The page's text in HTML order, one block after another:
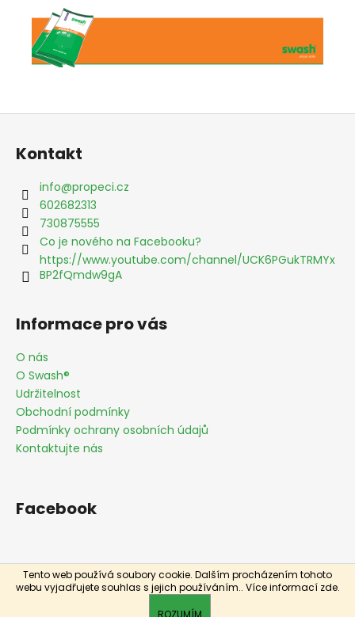
Tento web používá soubory cookie. Dalším procházením tohoto
webu vyjadřujete souhlas s jejich používáním.. Více informací zde.
Z
Kontakt
info@propeci.cz
602682313
730875555
Co je nového na Facebooku?
https://www.youtube.com/channel/UCK6PGukTRMYx
BP2fQmdw9gA
Informace pro vás
O nás
O Swash®
Udržitelnost
Obchodní podmínky
Podmínky ochrany osobních údajů
Kontaktujte nás
Facebook
Vytvořil Shoptet